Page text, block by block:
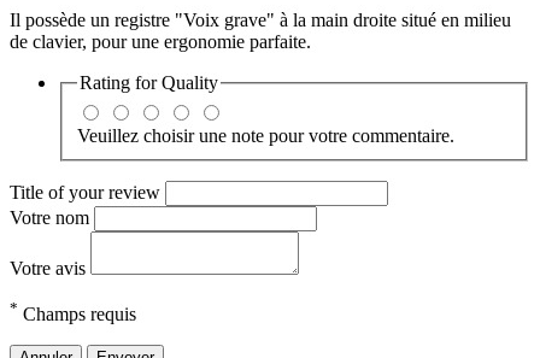
Il possède un registre "Voix grave" à la main droite situé en milieu
de clavier, pour une ergonomie parfaite.
Rating forQuality
Veuillez choisir une note pour votre commentaire.
Title of your review
Votre nom
Votre avis
* Champs requis